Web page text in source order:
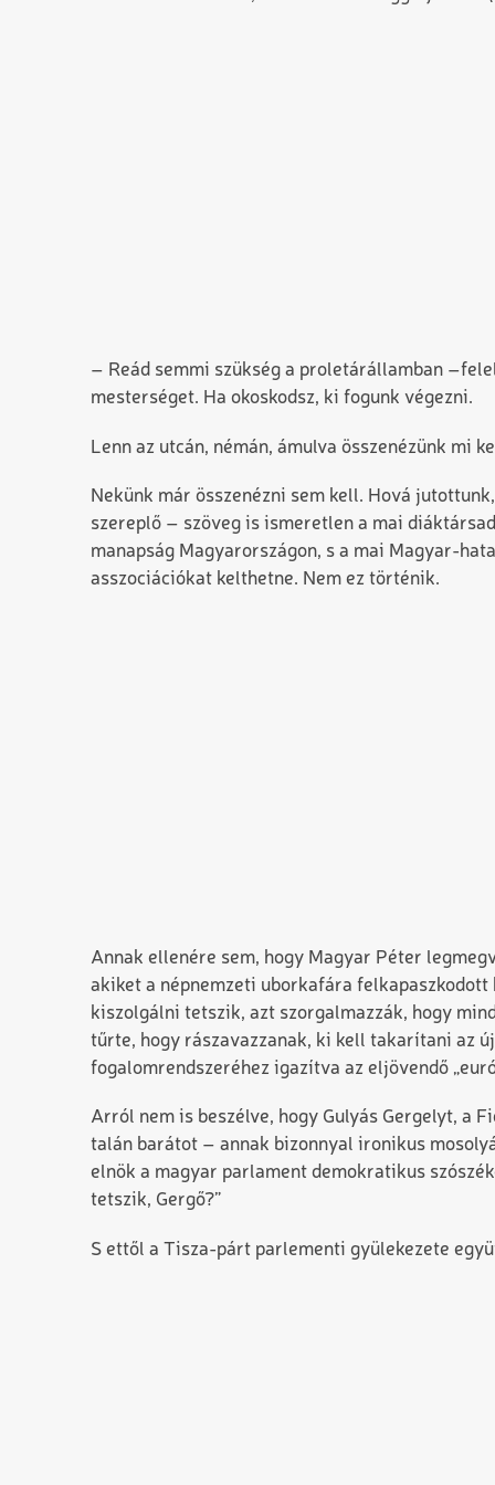
– Reád semmi szükség a proletárállamban
mesterséget. Ha okoskodsz, ki fogunk végezni.
Lenn az utcán, némán, ámulva összenézünk mi
Nekünk már összenézni sem kell. Hová
szereplő – szöveg is ismeretlen a mai
manapság Magyarországon, s a mai Magyar-
asszociációkat kelthetne. Nem ez történik.
Annak ellenére sem, hogy Magyar Péter
akiket a népnemzeti uborkafára
kiszolgálni tetszik, azt szorgalmazzák, hogy
tűrte, hogy rászavazzanak, ki kell takarítani az
fogalomrendszeréhez igazítva az eljövendő
Arról nem is beszélve, hogy Gulyás Gergelyt, a
talán barátot – annak bizonnyal ironikus
elnök a magyar parlament demokratikus
tetszik, Gergő?”
S ettől a Tisza-párt parlementi gyülekezete